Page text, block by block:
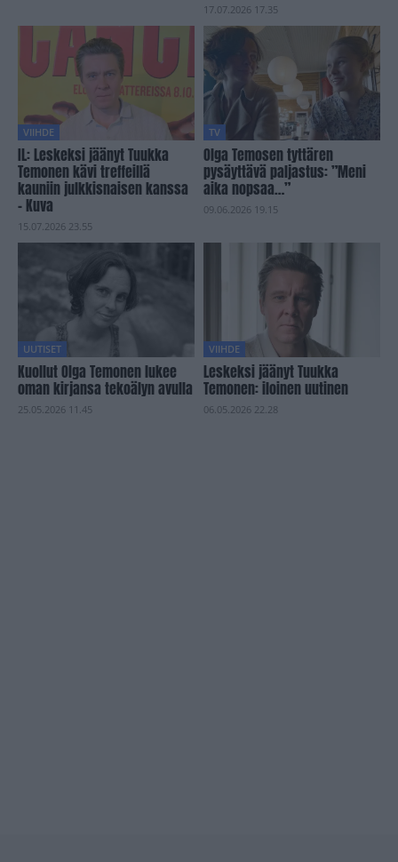
17.07.2026 17.35
VIIHDE
IL: Leskeksi jäänyt Tuukka
Temonen kävi treffeillä
kauniin julkkisnaisen kanssa
– Kuva
15.07.2026 23.55
TV
Olga Temosen tyttären
pysäyttävä paljastus: ”Meni
aika nopsaa…”
09.06.2026 19.15
UUTISET
Kuollut Olga Temonen lukee
oman kirjansa tekoälyn avulla
25.05.2026 11.45
VIIHDE
Leskeksi jäänyt Tuukka
Temonen: iloinen uutinen
06.05.2026 22.28